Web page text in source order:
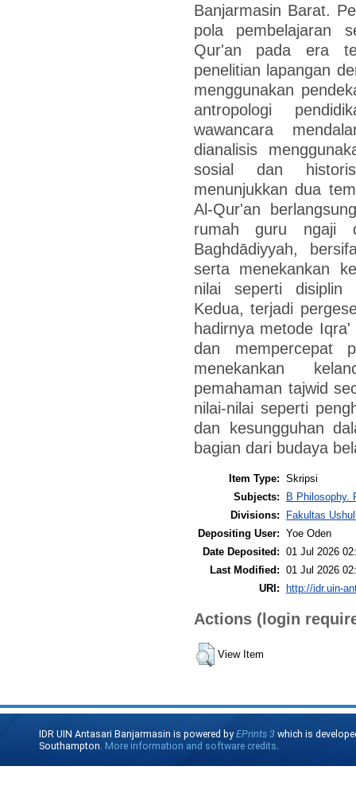
Banjarmasin Barat.
pola pembelajaran
Qur'an pada era
penelitian lapangan
menggunakan
antropologi
wawancara
dianalisis
sosial dan
menunjukkan dua
Al-Qur'an
rumah guru ngaji
Baghdādiyyah,
serta menekankan
nilai seperti disiplin
Kedua, terjadi
hadirnya metode
dan mempercepat
menekankan
pemahaman tajwid
nilai-nilai seperti
dan kesungguhan
bagian dari budaya
Item Type: Skripsi
Subjects:
B Philosophy.
Divisions:
Fakultas
Depositing User: Yoe Oden
Date Deposited: 01 Jul 2026
Last Modified: 01 Jul 2026
URI: http://idr.uin-
Actions (login
View Item
IDR UIN Antasari Banjarmasin is powered byEPrints 3 which is
Southampton. More information and software credits.